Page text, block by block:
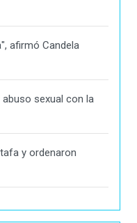
afirmó Candela
sexual con la
y ordenaron